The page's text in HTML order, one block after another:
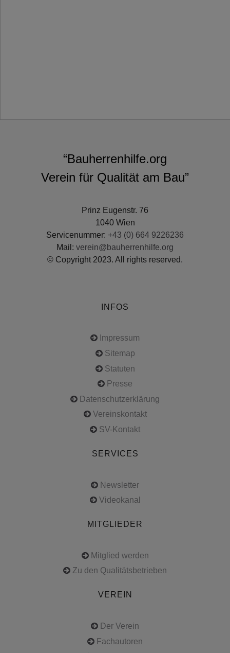
“Bauherrenhilfe.org
Verein für Qualität am Bau”
Prinz Eugenstr. 76
1040 Wien
Servicenummer: +43 (0) 664 9226236
Mail: verein@bauherrenhilfe.org
© Copyright 2023. All rights reserved.
INFOS
Impressum
Sitemap
Statuten
Presse
Datenschutzerklärung
Vereinskontakt
SV-Kontakt
SERVICES
Newsletter
Videokanal
MITGLIEDER
Mitglied werden
Zu den Qualitätsbetrieben
VEREIN
Der Verein
Fachautoren